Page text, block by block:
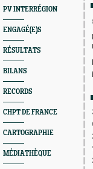
PV INTERRÉGION
ENGAGÉ(E)S
RÉSULTATS
BILANS
RECORDS
CHPT DE FRANCE
CARTOGRAPHIE
MÉDIATHÈQUE